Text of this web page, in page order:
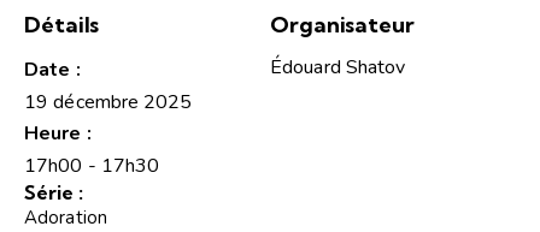
Détails
Date :
19 décembre 2025
Heure :
17h00 - 17h30
Série :
Adoration
Organisateur
Édouard Shatov